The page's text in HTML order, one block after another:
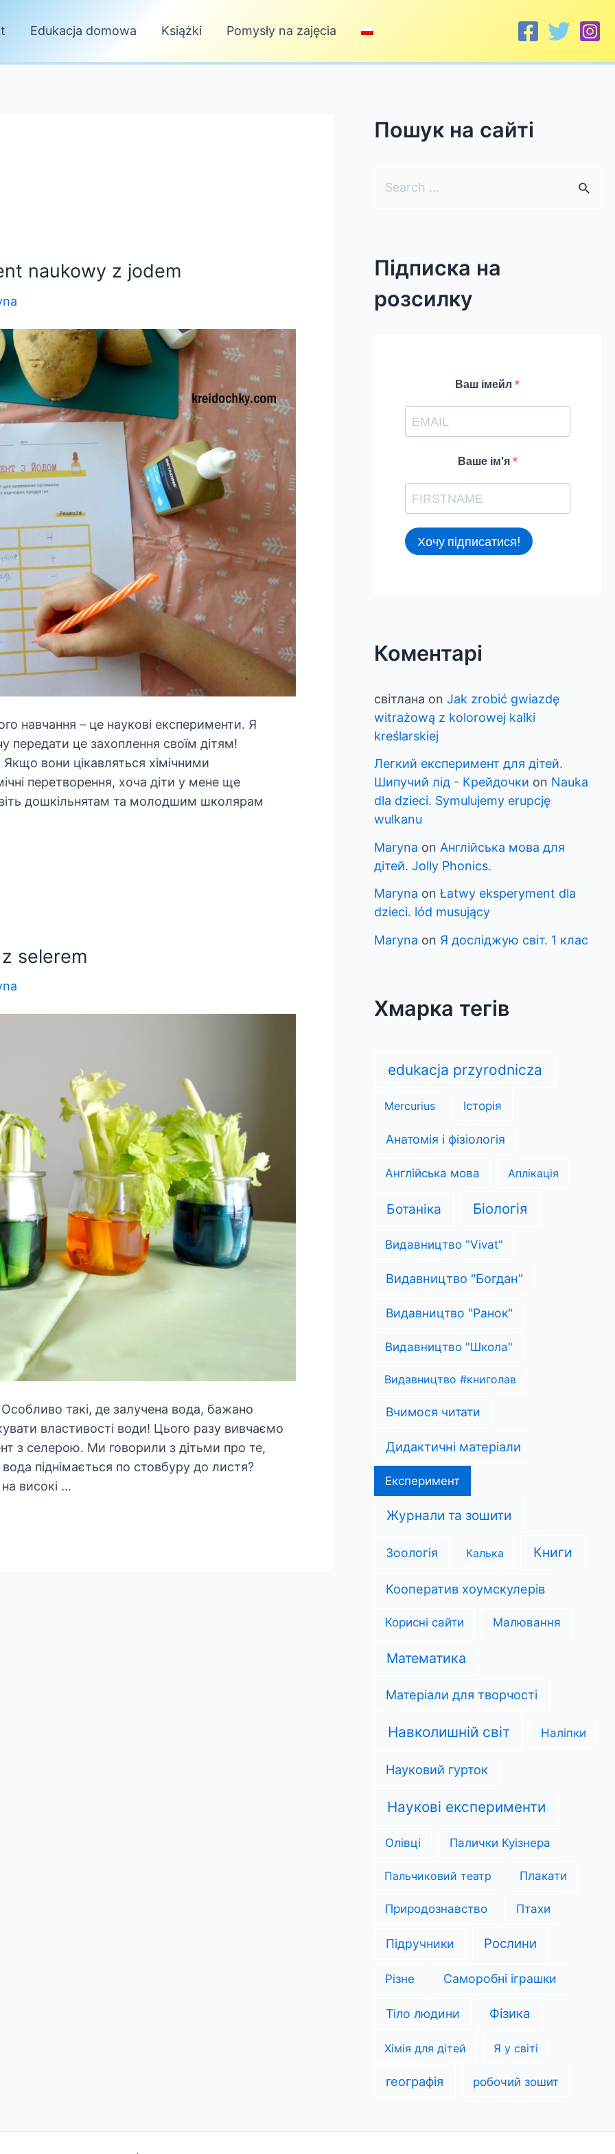
Edukacja domowa Książki Pomysły na zajęcia
naukowy z jodem
навчання – це наукові експерименти. Я
передати це захоплення своїм дітям!
вони цікавляться хімічними
перетворення, хоча діти у мене ще
дошкільнятам та молодшим школярам
selerem
такі, де залучена вода, бажано
властивості води! Цього разу вивчаємо
з селерою. Ми говорили з дітьми про те,
піднімається по стовбуру до листя?
високі …
Пошук на сайті
c
h
Підписка на
розсилку
Ваш імейл
Ваше ім'я
Хочу підписатися!
Коментарі
світлана on Jak zrobić gwiazdę
witrażową z kolorowej kalki
kreślarskiej
Легкий експеримент для дітей.
Шипучий лід - Крейдочки on Nauka
dla dzieci. Symulujemy erupcję
wulkanu
Maryna on Англійська мова для
дітей. Jolly Phonics.
Maryna on Łatwy eksperyment dla
dzieci. lód musujący
Maryna on Я досліджую світ. 1 клас
Хмарка тегів
edukacja przyrodnicza
Mercurius Історія
Анатомія і фізіологія
Англійська мова Аплікація
Ботаніка Біологія
Видавництво "Vivat"
Видавництво "Богдан"
Видавництво "Ранок"
Видавництво "Школа"
Видавництво #книголав
Вчимося читати
Дидактичні матеріали
Експеримент
Журнали та зошити
Зоологія Калька Книги
Кооператив хоумскулерів
Корисні сайти Малювання
Математика
Матеріали для творчості
Навколишній світ Наліпки
Науковий гурток
Наукові експерименти
Олівці Палички Куізнера
Пальчиковий театр Плакати
Природознавство Птахи
Підручники Рослини
Різне Саморобні іграшки
Тіло людини Фізика
Хімія для дітей Я у світі
географія робочий зошит